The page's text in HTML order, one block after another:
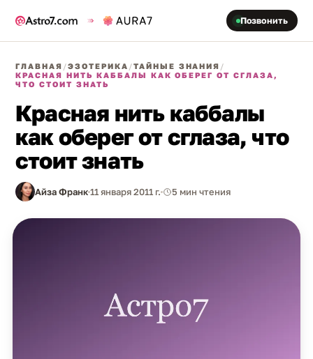
Позвонить
ГЛАВНАЯ /ЭЗОТЕРИКА /ТАЙНЫЕ ЗНАНИЯ /
КРАСНАЯ НИТЬ КАББАЛЫ КАК ОБЕРЕГ ОТ СГЛАЗА,
ЧТО СТОИТ ЗНАТЬ
Красная нить каббалы
как оберег от сглаза, что
стоит знать
Айза Франк11 января 2011 г. 5 мин чтения